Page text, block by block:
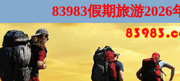
83983假期旅游